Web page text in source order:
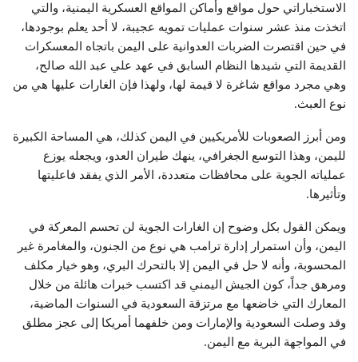
الاستخباراتي حول مواقع وأماكن المواقع العسكرية اليمنية، والتي
اتخذت منذ عشر سنوات عمليات تمويه عجيبة، لا أحد يعلم بوجودها،
في حين اقتصرت الضربات العدوانية على اليمن باتجاه المعسكرات
القديمة التي شيدها النظام السابق في عهد علي عبد الله صالح،
وهي مجرد مواقع شاغرة لا قيمة لها، ولهذا فإن الغارات عليها هي من
نوع العبث.
ومن أبرز الصعوبات للأمريكيين في اليمن كذلك، هي المساحة الكبيرة
لليمن، وهذا التوسع الجغرافي، ينهك طيران العدو، ويجعله يوزع
عملياته الجوية على محافظات متعددة، الأمر الذي يفقد فاعليتها
وتأثيرها.
ويمكن القول بكل وضوح إن الغارات الجوية لن تحسم المعركة في
اليمن، وأن استمرار إدارة ترامب هي نوع من الجنون، والمغامرة غير
المحسوبة، وأنه لا حل في اليمن إلا بالتحرك البري، وهو خيار مكلف
ومرهق جداً، كون الجيش اليمني قد اكتسب خبرات هائلة من خلال
المعارك التي خاضعها مع مرتزقة السعودية في السنوات الماضية،
وقد وصلت السعودية والإمارات ومن خلفهما أمريكا إلى عجز مطلق
في المواجهة البرية مع اليمن.